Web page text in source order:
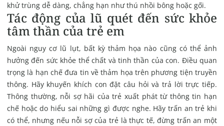
khử trùng dễ dàng, chẳng hạn như thú nhồi bông hoặc gối.
Tác động của lũ quét đến sức khỏe
tâm thần của trẻ em
Ngoài nguy cơ lũ lụt, bất kỳ thảm họa nào cũng có thể ảnh
hưởng đến sức khỏe thể chất và tinh thần của con. Điều quan
trọng là hạn chế đưa tin về thảm họa trên phương tiện truyền
thông. Hãy khuyến khích con đặt câu hỏi và trả lời trực tiếp.
Thông thường, nỗi sợ hãi của trẻ xuất phát từ thông tin hạn
chế hoặc do hiểu sai những gì được nghe. Hãy trấn an trẻ khi
có thể, nhưng nếu nỗi sợ của trẻ là thực tế, đừng trấn an một